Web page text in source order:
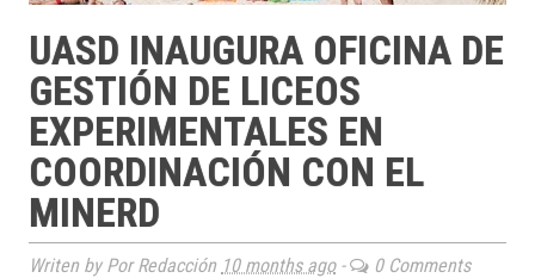
UASD INAUGURA OFICINA DE
GESTIÓN DE LICEOS
EXPERIMENTALES EN
COORDINACIÓN CON EL
MINERD
Writen by Por Redacción 10 months ago- 0 Comments